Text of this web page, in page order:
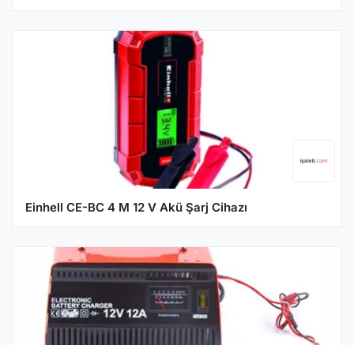
Einhell CE-BC 4 M 12 V Akü Şarj Cihazı